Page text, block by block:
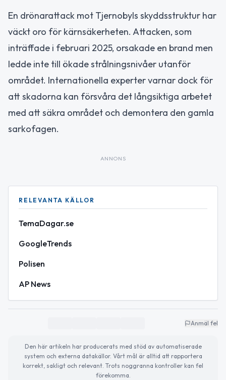
En drönarattack mot Tjernobyls skyddsstruktur har
väckt oro för kärnsäkerheten. Attacken, som
inträffade i februari 2025, orsakade en brand men
ledde inte till ökade strålningsnivåer utanför
området. Internationella experter varnar dock för
att skadorna kan försvåra det långsiktiga arbetet
med att säkra området och demontera den gamla
sarkofagen.
ANNONS
RELEVANTA KÄLLOR
TemaDagar.se
GoogleTrends
Polisen
AP News
Anmäl fel
Den här artikeln har producerats med stöd av automatiserade
system och externa datakällor. Vårt mål är alltid att rapportera
korrekt, sakligt och relevant. Trots noggranna kontroller kan fel
förekomma.